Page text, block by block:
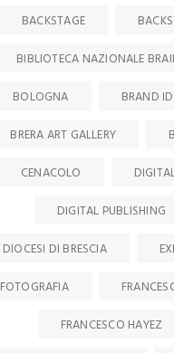
BACKSTAGE
BIBLIOTECA NAZIONALE
BOLOGNA
BRAND
BRERA ART GALLERY
CENACOLO
DIGITAL PUBLISHING
DIOCESI DI BRESCIA
FOTOGRAFIA
FRANCESCO HAYEZ